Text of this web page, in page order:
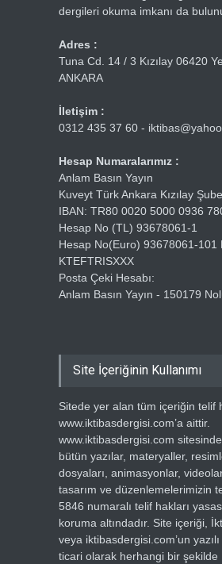
dergileri okuma imkanı da
Adres :
Tuna Cd. 14 / 3 Kızılay 06420
ANKARA
İletişim :
0312 435 37 60 -
Hesap Numaralarımız :
Anlam Basın Yayın
Kuveyt Türk Ankara Kızılay
IBAN: TR80 0020 5000 0936
Hesap No (TL) 93678061-1
Hesap No(Euro) 93678061-101
KTEFTRISXXX
Posta Çeki Hesabı:
Anlam Basın Yayın - 150179
Site İçeriğinin Kullanımı
Sitede yer alan tüm içeriğin telif
www.iktibasdergisi.com’a aittir.
www.iktibasdergisi.com
bütün yazılar, materyaller,
dosyaları, animasyonlar,
tasarım ve düzenlemelerimizin
5846 numaralı telif hakları
koruma altındadır. Site içeriği,
veya iktibasdergisi.com’un yazılı
ticari olarak herhangi bir şekilde